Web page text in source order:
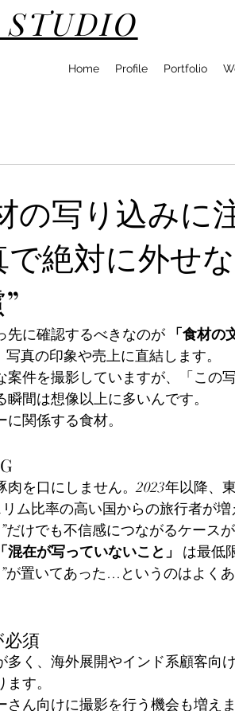
Home Profile Portfolio
の写り込みに
絶対に外せ
先に確認するべきなのが 「食材の
真の印象や売上に直結します。
件を撮影していますが、「この
間は想像以上に多いんです。
関係する食材。
を口にしません。2023年以降、
ム比率の高い国からの旅行者が増
けでも不信感につながるケースが
「混在が写っていないこと」
は最低
が置いてあった…というのはよく
須
く、海外展開やインド系顧客向け
す。
ん向けに撮影を行う機会も増え